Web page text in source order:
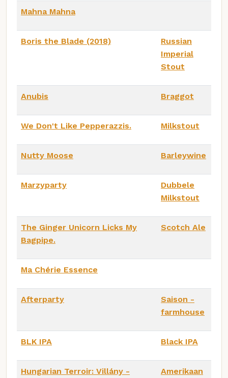
Mahna Mahna
Boris the Blade (2018)
Russian
Imperial
Stout
Anubis Braggot
We Don't Like Pepperazzis. Milkstout
Nutty Moose Barleywine
Marzyparty
Dubbele
Milkstout
The Ginger Unicorn Licks My
Bagpipe.
Scotch Ale
Ma Chérie Essence
Afterparty
Saison -
farmhouse
BLK IPA Black IPA
Hungarian Terroir: Villány -
Amerikaan